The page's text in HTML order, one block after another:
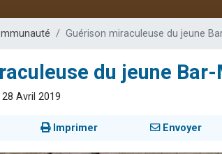
Guérison miraculeuse du jeune
du jeune
Avril 2019
Imprimer Envoyer